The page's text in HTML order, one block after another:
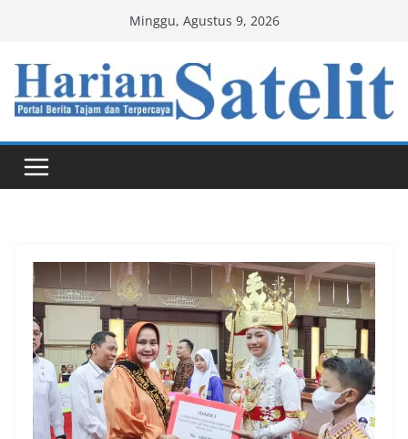
content
Minggu, Agustus 9, 2026